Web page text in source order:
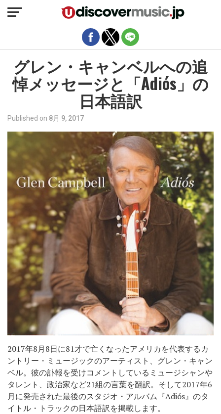
グレン・キャンベルへの追
悼メッセージと「Adiós」の
日本語訳
Published on 8月 9, 2017
2017年8月8日に81才で亡くなったアメリカを代表するカ
ントリー・ミュージックのアーティスト、グレン・キャン
ベル。彼の訃報を受けコメントしているミュージシャンや
タレント、政治家など21組の言葉を翻訳。そして2017年6
月に発売された最後のスタジオ・アルバム『Adiós』のタ
イトル・トラックの日本語訳を掲載します。
モバイルバージョンを終了